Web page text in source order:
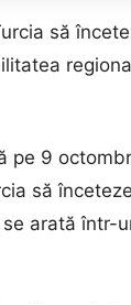
să
pe 9
să
arată